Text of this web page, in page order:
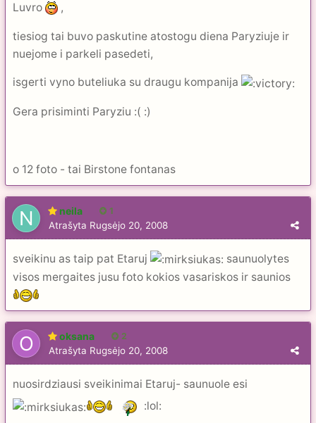
Luvro
,
tiesiog tai buvo paskutine atostogu diena Paryziuje ir
nuejome i parkeli pasedeti,
isgerti vyno buteliuka su draugu kompanija
Gera prisiminti Paryziu :( :)
o 12 foto - tai Birstone fontanas
neila 1
Atrašyta Rugsėjo 20, 2008
sveikinu as taip pat Etaruj
saunuolytes
visos mergaites jusu foto kokios vasariskos ir saunios
oksana 2
Atrašyta Rugsėjo 20, 2008
nuosirdziausi sveikinimai Etaruj- saunuole esi
:lol: